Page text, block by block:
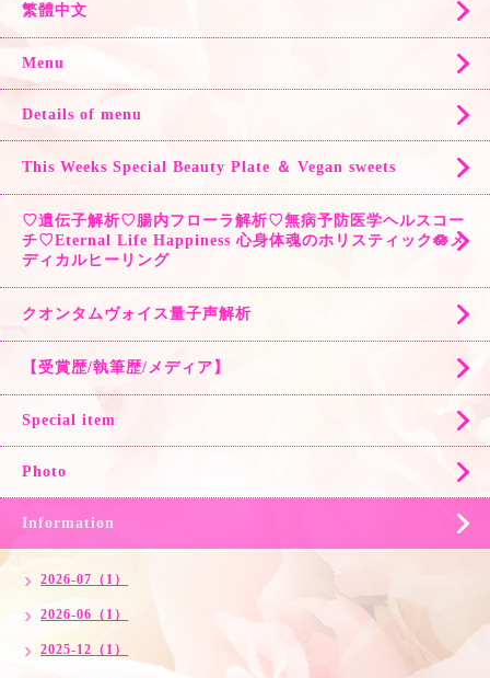
繁體中文
Menu
Details of menu
This Weeks Special Beauty Plate ＆ Vegan sweets
♡遺伝子解析♡腸内フローラ解析♡無病予防医学ヘルスコー
チ♡Eternal Life Happiness 心身体魂のホリスティック🪷メ
ディカルヒーリング
クオンタムヴォイス量子声解析
【受賞歴/執筆歴/メディア】
Special item
Photo
Information
2026-07（1）
2026-06（1）
2025-12（1）